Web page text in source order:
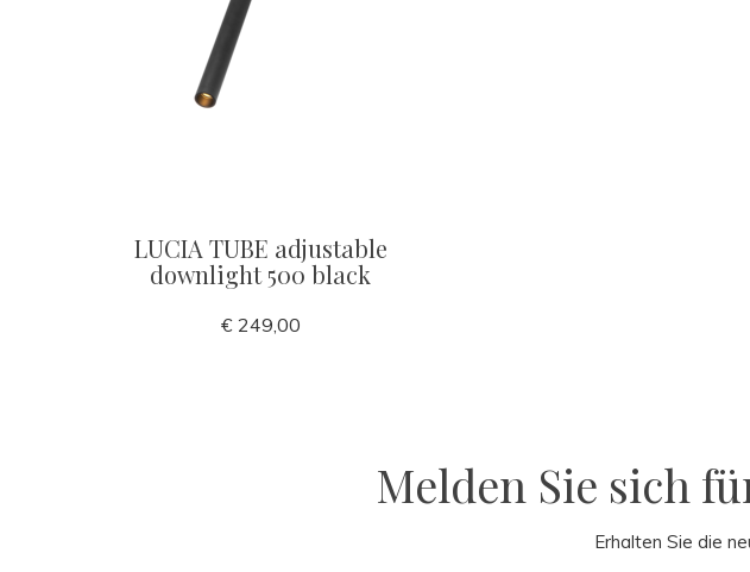
LUCIA TUBE adjustable
downlight 500 black
€ 249,00
Melden Sie sich
Erhalten Sie die